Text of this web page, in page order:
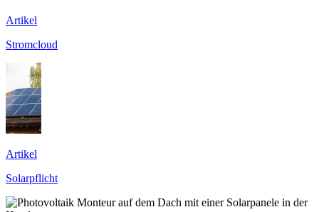
Artikel
Stromcloud
Artikel
Solarpflicht